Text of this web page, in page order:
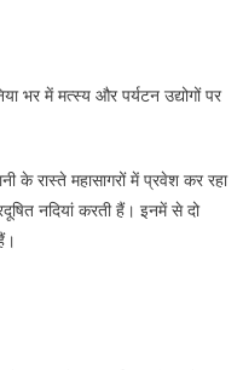
भर में मत्स्य और पर्यटन उद्योगों पर
के रास्‍ते महासागरों में प्रवेश कर रहा
नदियां करती हैं। इनमें से दो